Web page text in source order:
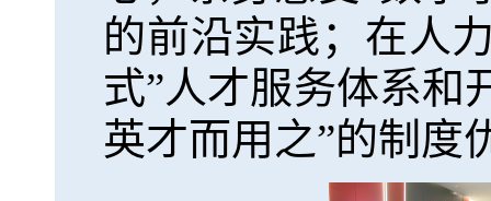
的前沿实践；在人
式”人才服务体系和
英才而用之”的制度